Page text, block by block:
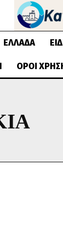
ΕΛΛΆΔΑ
ΌΡΟΙ